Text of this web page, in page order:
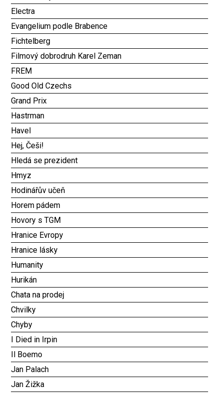
Electra
Evangelium podle Brabence
Fichtelberg
Filmový dobrodruh Karel Zeman
FREM
Good Old Czechs
Grand Prix
Hastrman
Havel
Hej, Češi!
Hledá se prezident
Hmyz
Hodinářův učeň
Horem pádem
Hovory s TGM
Hranice Evropy
Hranice lásky
Humanity
Hurikán
Chata na prodej
Chvilky
Chyby
I Died in Irpin
Il Boemo
Jan Palach
Jan Žižka